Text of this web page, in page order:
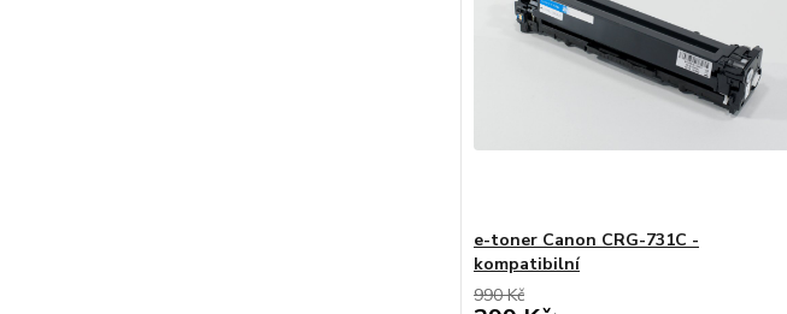
e-toner Canon CRG-731C -
kompatibilní
990 Kč